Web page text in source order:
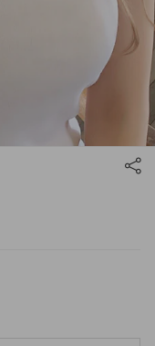
오늘